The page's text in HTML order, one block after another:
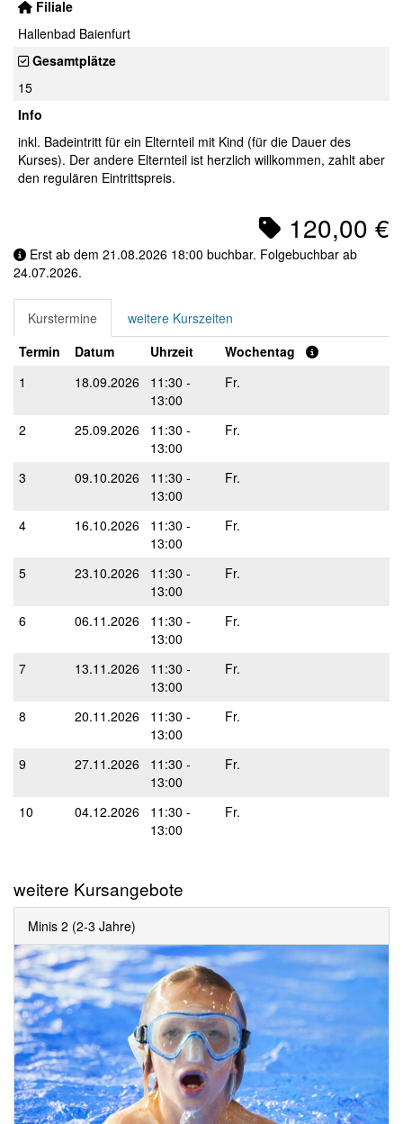
Filiale
Hallenbad Baienfurt
Gesamtplätze
15
Info
inkl. Badeintritt für ein Elternteil mit Kind (für die Dauer des
Kurses). Der andere Elternteil ist herzlich willkommen, zahlt aber
den regulären Eintrittspreis.
120,00 €
Erst ab dem 21.08.2026 18:00 buchbar. Folgebuchbar ab
24.07.2026.
Kurstermine
weitere Kurszeiten
Termin
Datum Uhrzeit
Wochentag
1
18.09.2026
11:30 -
13:00
Fr.
2 25.09.2026
11:30 -
13:00
Fr.
3 09.10.2026
11:30 -
13:00
Fr.
4 16.10.2026
11:30 -
13:00
Fr.
5 23.10.2026
11:30 -
13:00
Fr.
6 06.11.2026
11:30 -
13:00
Fr.
7 13.11.2026
11:30 -
13:00
Fr.
8 20.11.2026
11:30 -
13:00
Fr.
9 27.11.2026
11:30 -
13:00
Fr.
10 04.12.2026
11:30 -
13:00
Fr.
weitere Kursangebote
Minis 2 (2-3 Jahre)